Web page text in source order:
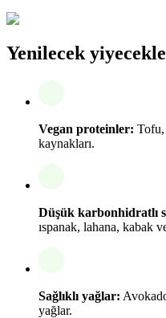
Yenilecek
Vegan proteinler: Tofu,
kaynakları.
Düşük karbonhidratlı
ıspanak, lahana, kabak
Sağlıklı yağlar:
yağlar.